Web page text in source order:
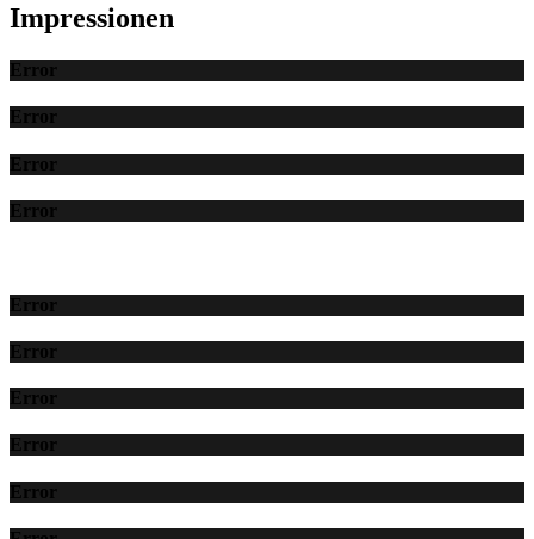
Impressionen
Error
Error
Error
Error
Error
Error
Error
Error
Error